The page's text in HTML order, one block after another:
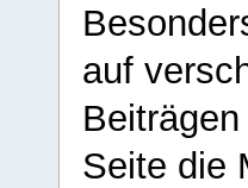
auf
Seite die